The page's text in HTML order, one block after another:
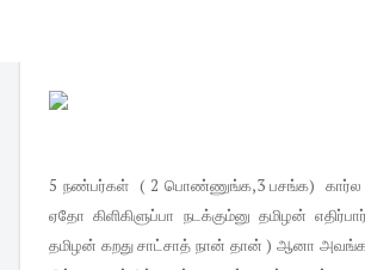
5 நண்பர்கள் ( 2 பொண்ணுங்க,3 பசங்க) கார்ல
ஏதோ கிளிகிளுப்பா நடக்கும்னு தமிழன்
தமிழன் கறது சாட்சாத் நான் தான் ) ஆனா